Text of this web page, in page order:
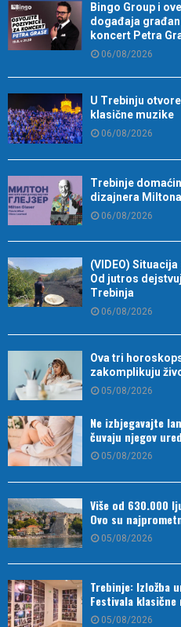
Bingo Group i
događaja
koncert Petra
06/08/2026
U Trebinju
klasične muzike
06/08/2026
Trebinje
dizajnera
06/08/2026
(VIDEO)
Od jutros
Trebinja
06/08/2026
Ova tri
zakomplikuju
05/08/2026
Ne izbjegavajte
čuvaju njegov
05/08/2026
Više od 630.000
Ovo su
05/08/2026
Trebinje: Izložba
Festivala klasične
05/08/2026